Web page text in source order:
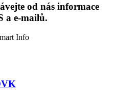
od nás informace
a e-mailů.
Info